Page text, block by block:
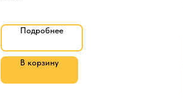
Подробнее
В корзину